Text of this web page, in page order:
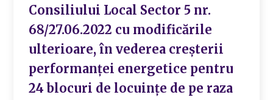
Consiliului Local Sector 5 nr.
68/27.06.2022 cu modificările
ulterioare, în vederea creșterii
performanței energetice pentru
24 blocuri de locuințe de pe raza